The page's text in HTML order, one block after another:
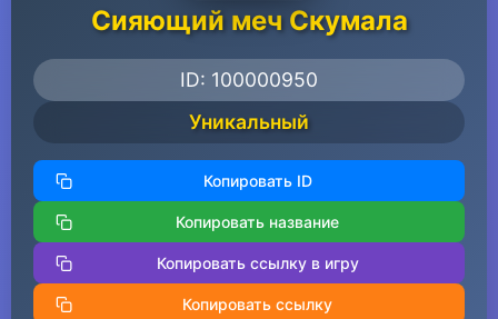
Сияющий меч Скумала
ID: 100000950
Уникальный
Копировать ID
Копировать название
Копировать ссылку в игру
Копировать ссылку